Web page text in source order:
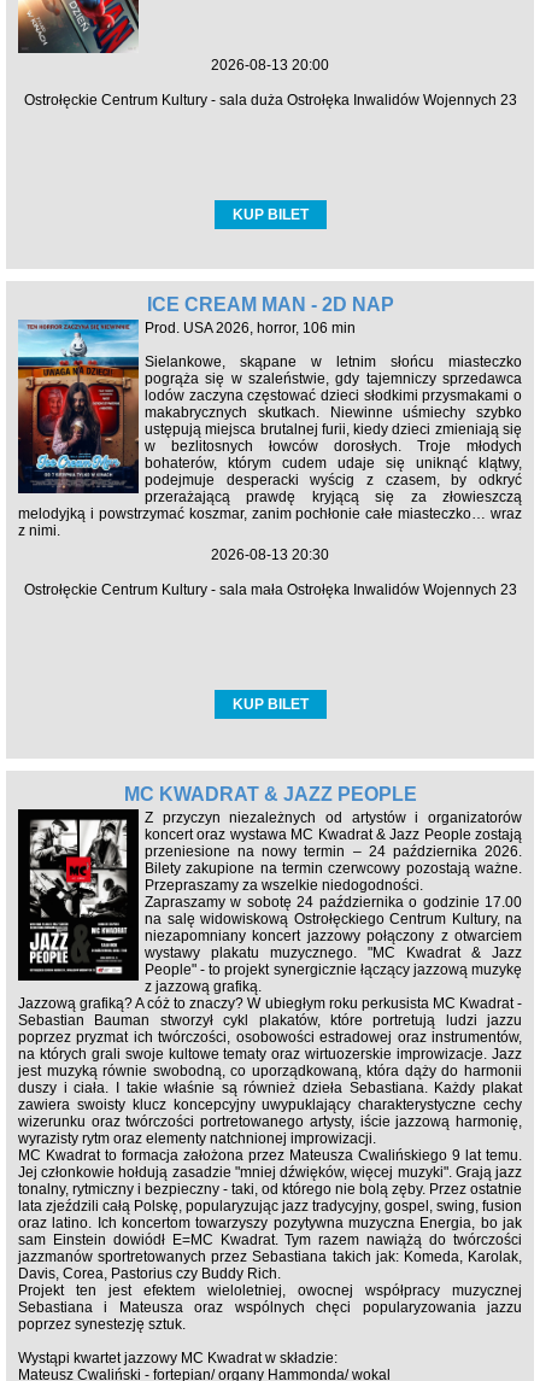
2026-08-13 20:00
Ostrołęckie Centrum Kultury - sala duża Ostrołęka Inwalidów Wojennych 23
KUP BILET
ICE CREAM MAN - 2D NAP
Prod. USA 2026, horror, 106 min
Sielankowe, skąpane w letnim słońcu miasteczko
pogrąża się w szaleństwie, gdy tajemniczy sprzedawca
lodów zaczyna częstować dzieci słodkimi przysmakami o
makabrycznych skutkach. Niewinne uśmiechy szybko
ustępują miejsca brutalnej furii, kiedy dzieci zmieniają się
w bezlitosnych łowców dorosłych. Troje młodych
bohaterów, którym cudem udaje się uniknąć klątwy,
podejmuje desperacki wyścig z czasem, by odkryć
przerażającą prawdę kryjącą się za złowieszczą
melodyjką i powstrzymać koszmar, zanim pochłonie całe miasteczko… wraz
z nimi.
2026-08-13 20:30
Ostrołęckie Centrum Kultury - sala mała Ostrołęka Inwalidów Wojennych 23
KUP BILET
MC KWADRAT & JAZZ PEOPLE
Z przyczyn niezależnych od artystów i organizatorów
koncert oraz wystawa MC Kwadrat & Jazz People zostają
przeniesione na nowy termin – 24 października 2026.
Bilety zakupione na termin czerwcowy pozostają ważne.
Przepraszamy za wszelkie niedogodności.
Zapraszamy w sobotę 24 października o godzinie 17.00
na salę widowiskową Ostrołęckiego Centrum Kultury, na
niezapomniany koncert jazzowy połączony z otwarciem
wystawy plakatu muzycznego. "MC Kwadrat & Jazz
People" - to projekt synergicznie łączący jazzową muzykę
z jazzową grafiką.
Jazzową grafiką? A cóż to znaczy? W ubiegłym roku perkusista MC Kwadrat -
Sebastian Bauman stworzył cykl plakatów, które portretują ludzi jazzu
poprzez pryzmat ich twórczości, osobowości estradowej oraz instrumentów,
na których grali swoje kultowe tematy oraz wirtuozerskie improwizacje. Jazz
jest muzyką równie swobodną, co uporządkowaną, która dąży do harmonii
duszy i ciała. I takie właśnie są również dzieła Sebastiana. Każdy plakat
zawiera swoisty klucz koncepcyjny uwypuklający charakterystyczne cechy
wizerunku oraz twórczości portretowanego artysty, iście jazzową harmonię,
wyrazisty rytm oraz elementy natchnionej improwizacji.
MC Kwadrat to formacja założona przez Mateusza Cwalińskiego 9 lat temu.
Jej członkowie hołdują zasadzie "mniej dźwięków, więcej muzyki". Grają jazz
tonalny, rytmiczny i bezpieczny - taki, od którego nie bolą zęby. Przez ostatnie
lata zjeździli całą Polskę, popularyzując jazz tradycyjny, gospel, swing, fusion
oraz latino. Ich koncertom towarzyszy pozytywna muzyczna Energia, bo jak
sam Einstein dowiódł E=MC Kwadrat. Tym razem nawiążą do twórczości
jazzmanów sportretowanych przez Sebastiana takich jak: Komeda, Karolak,
Davis, Corea, Pastorius czy Buddy Rich.
Projekt ten jest efektem wieloletniej, owocnej współpracy muzycznej
Sebastiana i Mateusza oraz wspólnych chęci popularyzowania jazzu
poprzez synestezję sztuk.
Wystąpi kwartet jazzowy MC Kwadrat w składzie:
Mateusz Cwaliński - fortepian/ organy Hammonda/ wokal